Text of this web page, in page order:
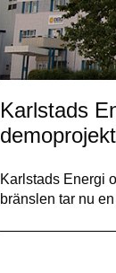
Karlstads
demoprojekt
Karlstads Energi
bränslen tar nu